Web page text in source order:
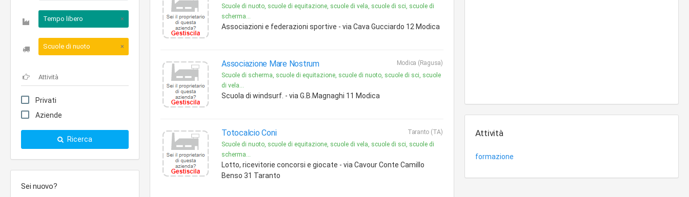
Tempo libero ×
Scuole di nuoto ×
Privati
Aziende
Ricerca
Sei nuovo?
Scuole di nuoto, scuole di equitazione, scuole di vela, scuole di sci, scuole di
scherma...
Associazioni e federazioni sportive - via Cava Gucciardo 12 Modica
Associazione Mare Nostrum
Modica (Ragusa)
Scuole di scherma, scuole di equitazione, scuole di nuoto, scuole di sci, scuole
di vela...
Scuola di windsurf. - via G.B.Magnaghi 11 Modica
Totocalcio Coni
Taranto (TA)
Scuole di nuoto, scuole di equitazione, scuole di vela, scuole di sci, scuole di
scherma...
Lotto, ricevitorie concorsi e giocate - via Cavour Conte Camillo
Benso 31 Taranto
Attività
formazione